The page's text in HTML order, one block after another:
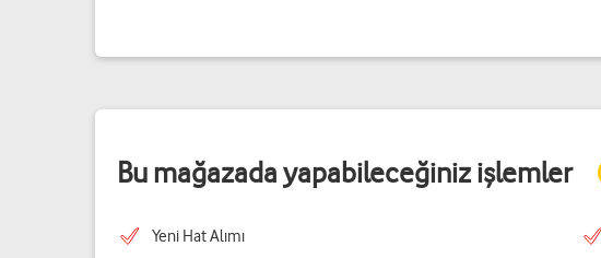
Bu mağazada yapabileceğiniz işlemler
Yeni Hat Alımı